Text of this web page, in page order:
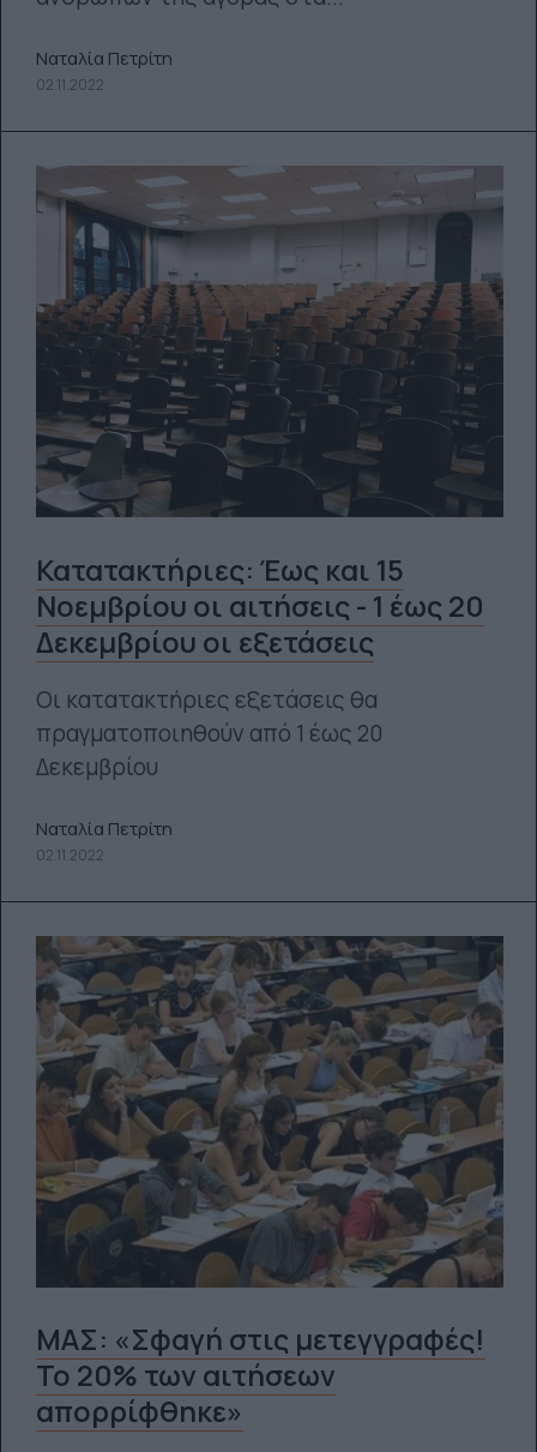
Ναταλία Πετρίτη
02.11.2022
Κατατακτήριες: Έως και 15
Νοεμβρίου οι αιτήσεις - 1 έως 20
Δεκεμβρίου οι εξετάσεις
Οι κατατακτήριες εξετάσεις θα
πραγματοποιηθούν από 1 έως 20
Δεκεμβρίου
Ναταλία Πετρίτη
02.11.2022
ΜΑΣ: «Σφαγή στις μετεγγραφές!
Το 20% των αιτήσεων
απορρίφθηκε»